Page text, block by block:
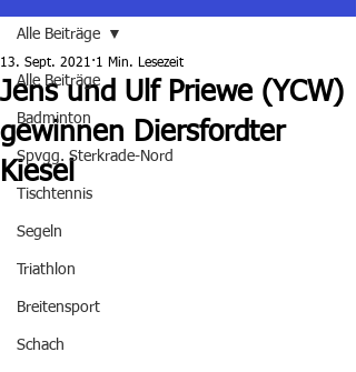
Alle Beiträge
Badminton
Spvgg. Sterkrade-Nord
Tischtennis
Segeln
Triathlon
Breitensport
Schach
Alle Beiträge
Jens und Ulf Priewe (YCW)
gewinnen Diersfordter
Kiesel
13. Sept. 2021 1 Min. Lesezeit